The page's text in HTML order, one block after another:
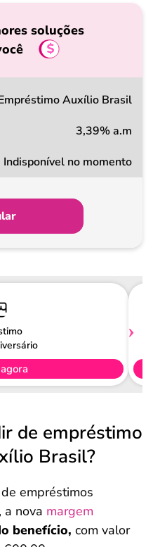
soluções
Auxílio Brasil
3,39% a.m
Indisponível no momento
de empréstimo
Brasil?
empréstimos
a nova margem
benefício, com valor